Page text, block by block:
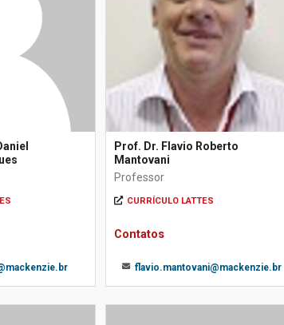
Prof. Dr. Flavio Roberto
Mantovani
Professor
CURRÍCULO LATTES
Contatos
flavio.mantovani@mackenzie.br